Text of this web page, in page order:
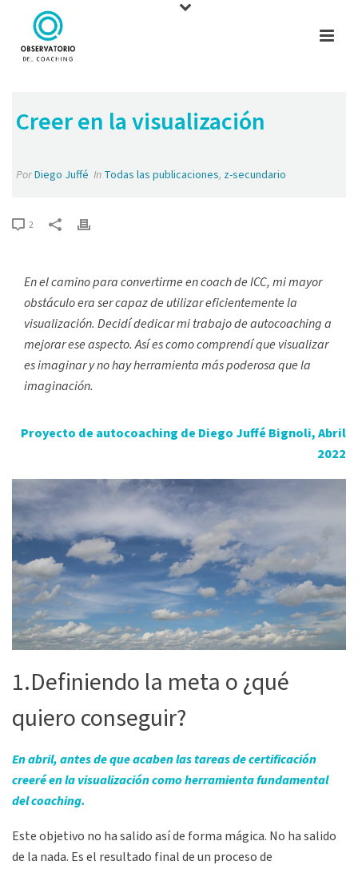
Creer en la visualización
PorDiego Juffé In Todas las publicaciones, z-secundario
2
En el camino para convertirme en coach de ICC, mi mayor
obstáculo era ser capaz de utilizar eficientemente la
visualización. Decidí dedicar mi trabajo de autocoaching a
mejorar ese aspecto. Así es como comprendí que visualizar
es imaginar y no hay herramienta más poderosa que la
imaginación.
Proyecto de autocoaching de Diego Juffé Bignoli, Abril
2022
1.Definiendo la meta o ¿qué
quiero conseguir?
En abril, antes de que acaben las tareas de certificación
creeré en la visualización como herramienta fundamental
del coaching.
Este objetivo no ha salido así de forma mágica. No ha salido
de la nada. Es el resultado final de un proceso de